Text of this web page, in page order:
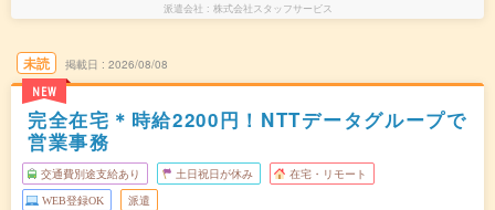
派遣会社 株式会社スタッフサービス
未読
NEW
掲載日 2026/08/08
完全在宅＊時給2200円！NTTデータグループで
営業事務
交通費別途支給あり 土日祝日が休み 在宅・リモート
WEB登録OK 派遣